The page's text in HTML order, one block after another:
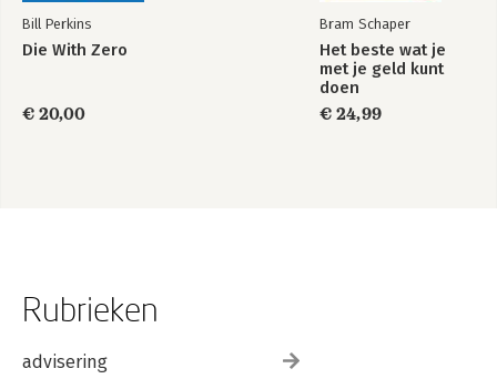
Bill Perkins
Die With Zero
€ 20,00
Bram Schaper
Het beste wat je
met je geld kunt
doen
€ 24,99
Rubrieken
advisering